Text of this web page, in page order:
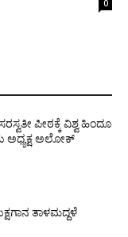
0
ಪೀಠಕ್ಕೆ ವಿಶ್ವ ಹಿಂದೂ
ಅಧ್ಯಕ್ಷ ಅಲೋಕ್
ತಾಳಮದ್ದಳೆ